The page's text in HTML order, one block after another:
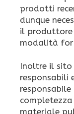
prodotti
dunque
il produttore
modalità
Inoltre il sito
responsabili
responsabile
materiale